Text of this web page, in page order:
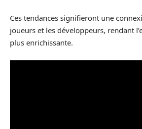
Ces tendances signifieront une
joueurs et les développeurs, rendant
plus enrichissante.